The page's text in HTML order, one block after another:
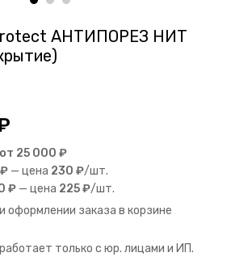
АНТИПОРЕЗ НИТ
от 25 000 ₽
— цена 230 ₽/шт.
₽ — цена 225 ₽/шт.
оформлении заказа в корзине
только с юр. лицами и ИП.